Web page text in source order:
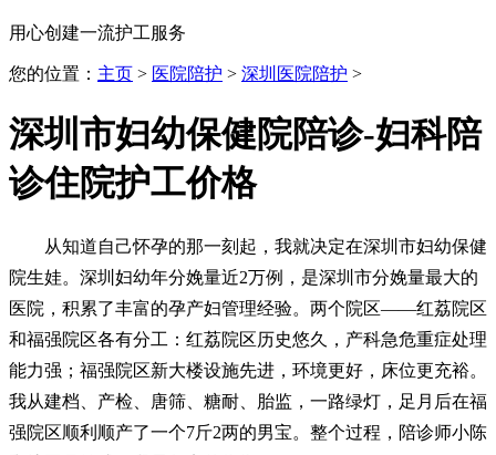
用心创建一流护工服务
您的位置： 主页 > 医院陪护 > 深圳医院陪护 >
深圳市妇幼保健院陪诊-妇科陪
诊住院护工价格
从知道自己怀孕的那一刻起，我就决定在深圳市妇幼保健
院生娃。深圳妇幼年分娩量近2万例，是深圳市分娩量最大的
医院，积累了丰富的孕产妇管理经验。两个院区——红荔院区
和福强院区各有分工：红荔院区历史悠久，产科急危重症处理
能力强；福强院区新大楼设施先进，环境更好，床位更充裕。
我从建档、产检、唐筛、糖耐、胎监，一路绿灯，足月后在福
强院区顺利顺产了一个7斤2两的男宝。整个过程，陪诊师小陈